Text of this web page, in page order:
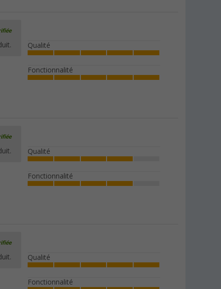
Qualité
Fonctionnalité
Qualité
Fonctionnalité
Qualité
Fonctionnalité